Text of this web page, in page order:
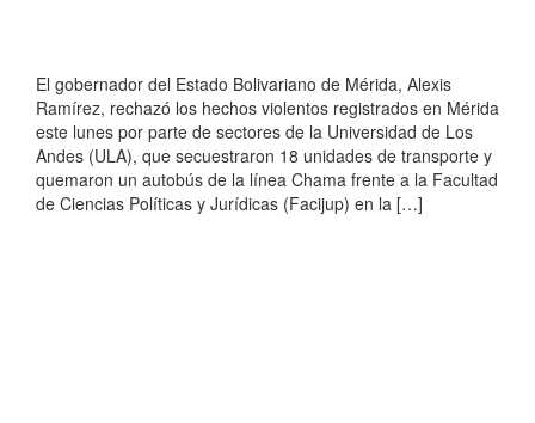
El gobernador del Estado Bolivariano de Mérida, Alexis
Ramírez, rechazó los hechos violentos registrados en Mérida
este lunes por parte de sectores de la Universidad de Los
Andes (ULA), que secuestraron 18 unidades de transporte y
quemaron un autobús de la línea Chama frente a la Facultad
de Ciencias Políticas y Jurídicas (Facijup) en la […]